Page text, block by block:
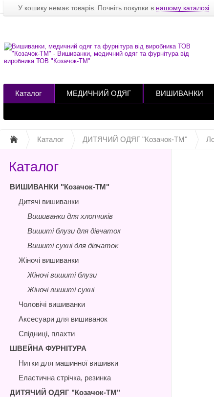
У кошику немає товарів. Почніть покупки в нашому каталозі
Каталог МЕДИЧНИЙ ОДЯГ ВИШИВАНКИ
Каталог ДИТЯЧИЙ ОДЯГ "Козачок-ТМ"
Каталог
ВИШИВАНКИ "Козачок-ТМ"
Дитячі вишиванки
Вишиванки для хлопчиків
Вишиті блузи для дівчаток
Вишиті сукні для дівчаток
Жіночі вишиванки
Жіночі вишиті блузи
Жіночі вишиті сукні
Чоловічі вишиванки
Аксесуари для вишиванок
Спідниці, плахти
ШВЕЙНА ФУРНІТУРА
Нитки для машинної вишивки
Еластична стрічка, резинка
ДИТЯЧИЙ ОДЯГ "Козачок-ТМ"